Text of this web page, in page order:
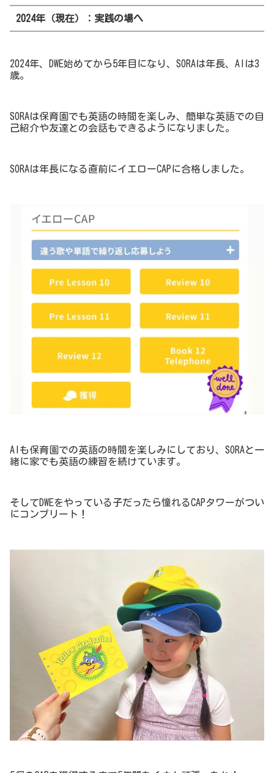
2024年（現在）：実践の場へ
2024年、DWE始めてから5年目になり、SORAは年長、AIは3
歳。
SORAは保育園でも英語の時間を楽しみ、簡単な英語での自
己紹介や友達との会話もできるようになりました。
SORAは年長になる直前にイエローCAPに合格しました。
AIも保育園での英語の時間を楽しみにしており、SORAと一
緒に家でも英語の練習を続けています。
そしてDWEをやっている子だったら憧れるCAPタワーがつい
にコンプリート！